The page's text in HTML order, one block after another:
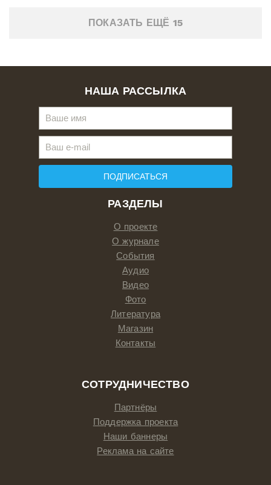
ПОКАЗАТЬ ЕЩЁ 15
РАЗДЕЛЫ
О проекте
О журнале
События
Аудио
Видео
Фото
Литература
Магазин
Контакты
СОТРУДНИЧЕСТВО
Партнёры
Поддержка проекта
Наши баннеры
Реклама на сайте
НАША РАССЫЛКА
ПОДПИСАТЬСЯ